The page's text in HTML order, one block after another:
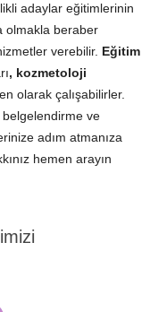
adaylar eğitimlerinin
olmakla beraber
verebilir. Eğitim
, kozmetoloji
olarak çalışabilirler.
belgelendirme ve
adım atmanıza
hemen arayın